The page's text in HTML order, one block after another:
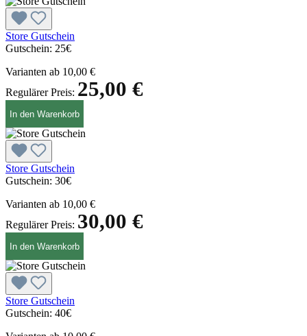
Store Gutschein
Gutschein: 25€
Varianten ab 10,00 €
Regulärer Preis: 25,00 €
In den Warenkorb
Store Gutschein
Gutschein: 30€
Varianten ab 10,00 €
Regulärer Preis: 30,00 €
In den Warenkorb
Store Gutschein
Gutschein: 40€